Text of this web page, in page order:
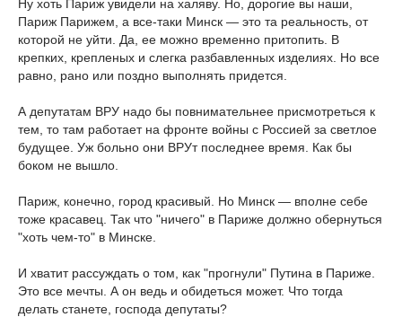
Ну хоть Париж увидели на халяву. Но, дорогие вы наши,
Париж Парижем, а все-таки Минск — это та реальность, от
которой не уйти. Да, ее можно временно притопить. В
крепких, крепленых и слегка разбавленных изделиях. Но все
равно, рано или поздно выполнять придется.
А депутатам ВРУ надо бы повнимательнее присмотреться к
тем, то там работает на фронте войны с Россией за светлое
будущее. Уж больно они ВРУт последнее время. Как бы
боком не вышло.
Париж, конечно, город красивый. Но Минск — вполне себе
тоже красавец. Так что "ничего" в Париже должно обернуться
"хоть чем-то" в Минске.
И хватит рассуждать о том, как "прогнули" Путина в Париже.
Это все мечты. А он ведь и обидеться может. Что тогда
делать станете, господа депутаты?